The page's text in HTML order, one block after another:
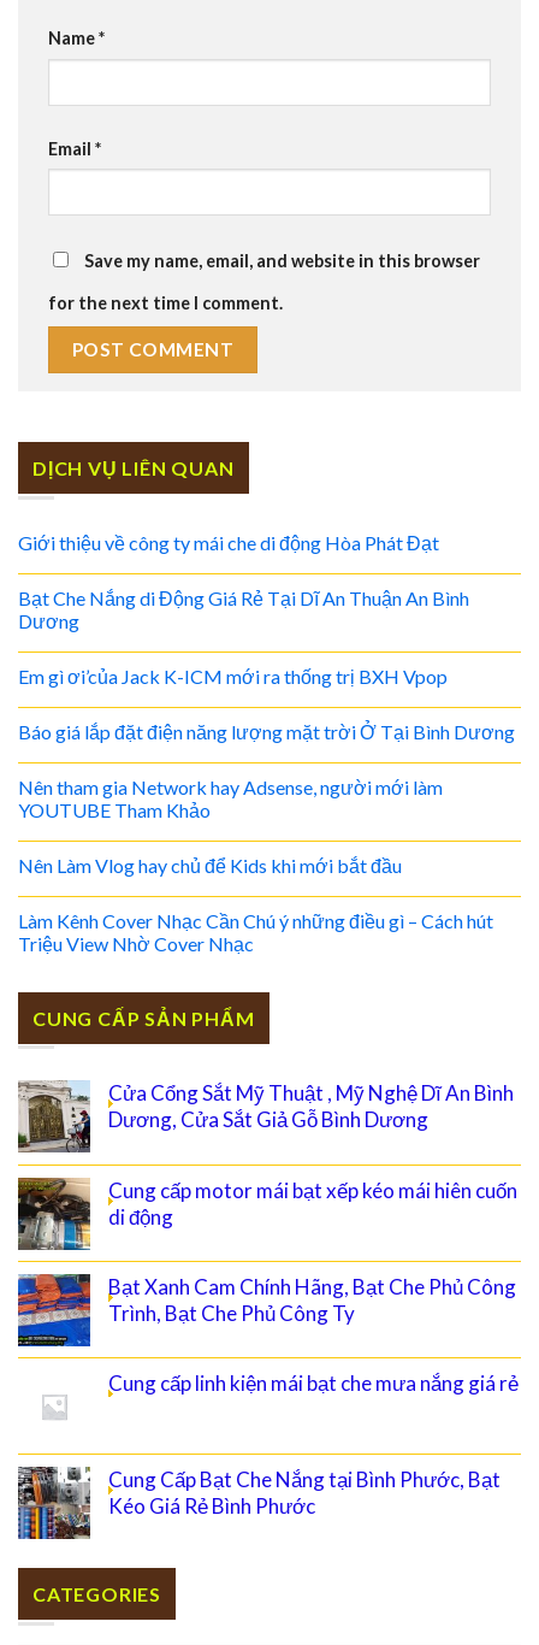
Name*
Email *
Save my name, email, and website in this browser
for the next time I comment.
DỊCH VỤ LIÊN QUAN
Giới thiệu về công ty mái che di động Hòa Phát Đạt
Bạt Che Nắng di Động Giá Rẻ Tại Dĩ An Thuận An Bình
Dương
Em gì ơi’của Jack K-ICM mới ra thống trị BXH Vpop
Báo giá lắp đặt điện năng lượng mặt trời Ở Tại Bình Dương
Nên tham gia Network hay Adsense, người mới làm
YOUTUBE Tham Khảo
Nên Làm Vlog hay chủ để Kids khi mới bắt đầu
Làm Kênh Cover Nhạc Cần Chú ý những điều gì – Cách hút
Triệu View Nhờ Cover Nhạc
CUNG CẤP SẢN PHẨM
Cửa Cổng Sắt Mỹ Thuật , Mỹ Nghệ Dĩ An Bình
Dương, Cửa Sắt Giả Gỗ Bình Dương
Cung cấp motor mái bạt xếp kéo mái hiên cuốn
di động
Bạt Xanh Cam Chính Hãng, Bạt Che Phủ Công
Trình, Bạt Che Phủ Công Ty
Cung cấp linh kiện mái bạt che mưa nắng giá rẻ
Cung Cấp Bạt Che Nắng tại Bình Phước, Bạt
Kéo Giá Rẻ Bình Phước
CATEGORIES